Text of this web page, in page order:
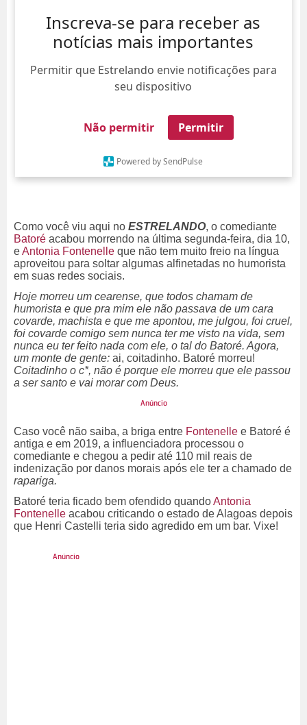
Inscreva-se para receber as
notícias mais importantes
Permitir que Estrelando envie notificações para
seu dispositivo
Não permitir Permitir
Powered by SendPulse
Como você viu aqui no ESTRELANDO, o comediante
Batoré acabou morrendo na última segunda-feira, dia 10,
eAntonia Fontenelle que não tem muito freio na língua
aproveitou para soltar algumas alfinetadas no humorista
em suas redes sociais.
Hoje morreu um cearense, que todos chamam de
humorista e que pra mim ele não passava de um cara
covarde, machista e que me apontou, me julgou, foi cruel,
foi covarde comigo sem nunca ter me visto na vida, sem
nunca eu ter feito nada com ele, o tal do Batoré. Agora,
um monte de gente: ai, coitadinho. Batoré morreu!
Coitadinho o c*, não é porque ele morreu que ele passou
a ser santo e vai morar com Deus.
Caso você não saiba, a briga entre Fontenelle e Batoré é
antiga e em 2019, a influenciadora processou o
comediante e chegou a pedir até 110 mil reais de
indenização por danos morais após ele ter a chamado de
rapariga.
Batoré teria ficado bem ofendido quandoAntonia
Fontenelle acabou criticando o estado de Alagoas depois
que Henri Castelli teria sido agredido em um bar. Vixe!